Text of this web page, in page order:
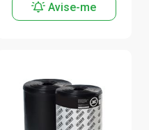
Avise-me